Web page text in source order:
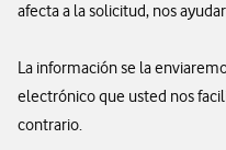
afecta a la solicitud, nos
La información se la
electrónico que usted nos
contrario.